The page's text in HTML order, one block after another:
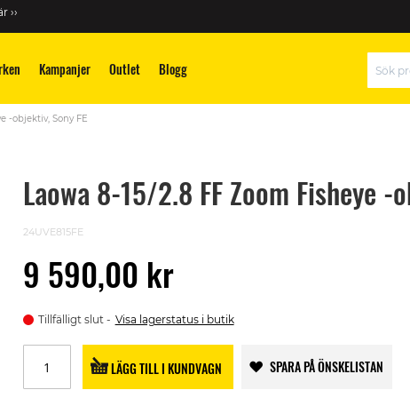
››
Kampanjer Outlet Blogg
-objektiv, Sony FE
Laowa 8-15/2.8 FF Zoom Fisheye -
24UVE815FE
9 590,00 kr
Tillfälligt slut Visa lagerstatus i butik
LÄGG TILL I KUNDVAGN SPARA PÅ ÖNSKELISTAN